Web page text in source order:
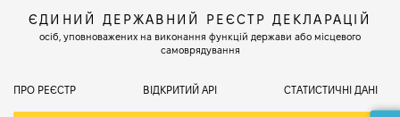
ЄДИНИЙ ДЕРЖАВНИЙ РЕЄСТР ДЕКЛАРАЦІЙ
осіб, уповноважених на виконання функцій держави або місцевого
самоврядування
ПРО РЕЄСТР ВІДКРИТИЙ АРІ СТАТИСТИЧНІ ДАНІ